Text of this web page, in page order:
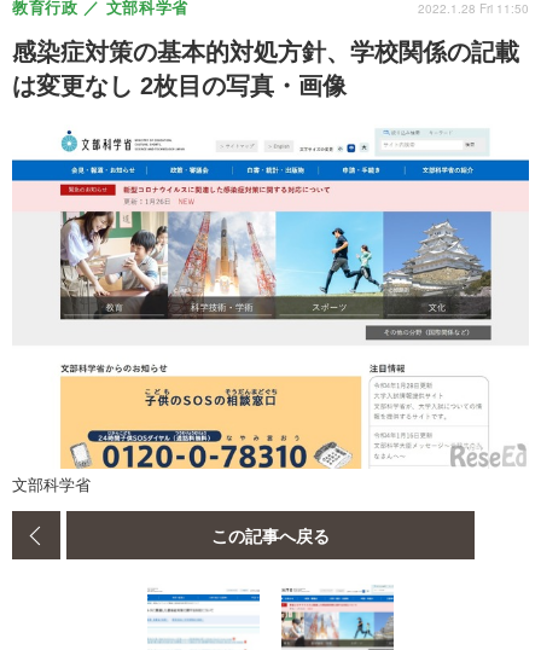
感染症対策の基本的対処方針、学校関係の記載
は変更なし 2枚目の写真・画像
教育行政 文部科学省 2022.1.28 Fri 11:50
文部科学省
この記事へ戻る